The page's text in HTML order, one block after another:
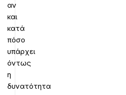
αν
και
κατά
πόσο
υπάρχει
όντως
η
δυνατότητα